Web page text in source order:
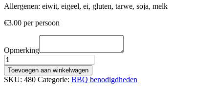
Allergenen: eiwit, eigeel, ei, gluten, tarwe, soja, melk
€3.00 per persoon
Opmerking
AARDAPPELSALADE
150
GRAM
aantal
Toevoegen aan winkelwagen
SKU: 480 Categorie: BBQ benodigdheden